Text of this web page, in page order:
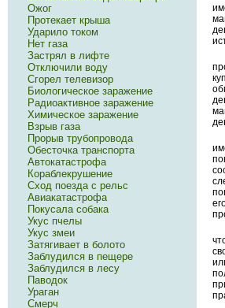
Ожог
Протекает крыша
Ударило током
Нет газа
Застрял в лифте
Отключили воду
Сгорел телевизор
Биологическое заражение
Радиоактивное заражение
Химическое заражение
Взрыв газа
Прорыв трубопровода
Обесточка транспорта
Автокатастрофа
Кораблекрушение
Сход поезда с рельс
Авиакатастрофа
Покусала собака
Укус пчелы
Укус змеи
Затягивает в болото
Заблудился в пещере
Заблудился в лесу
Паводок
Ураган
Смерч